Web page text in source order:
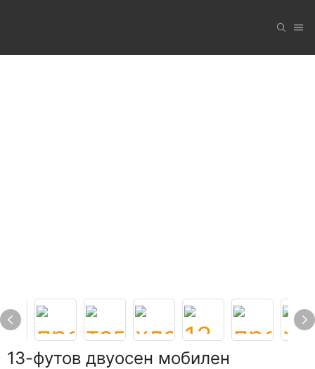
13-футов двуосен мобилен